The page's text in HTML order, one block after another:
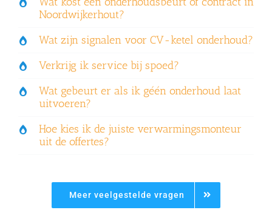
Noordwijkerhout?
Wat zijn signalen voor CV-ketel onderhoud?
Verkrijg ik service bij spoed?
Wat gebeurt er als ik géén onderhoud laat
uitvoeren?
Hoe kies ik de juiste verwarmingsmonteur
uit de offertes?
Meer veelgestelde vragen